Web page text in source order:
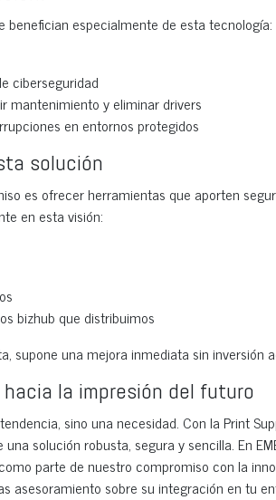
benefician especialmente de esta tecnología:
ciberseguridad
mantenimiento y eliminar drivers
en entornos protegidos
solución
es ofrecer herramientas que aporten
en esta visión:
bizhub que distribuimos
supone una mejora inmediata sin inversión
la impresión del futuro
sino una necesidad. Con la Print
solución robusta, segura y sencilla. En
parte de nuestro compromiso con la
asesoramiento sobre su integración en tu